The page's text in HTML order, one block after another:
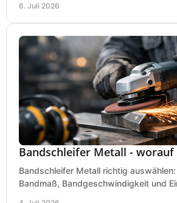
6. Juli 2026
Bandschleifer Metall -
Bandschleifer Metall richtig
Bandmaß, Bandgeschwindigkeit und